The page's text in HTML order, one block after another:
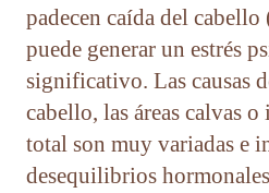
padecen caída del
puede generar un estrés
significativo. Las causas
cabello, las áreas calvas
total son muy variadas e
desequilibrios